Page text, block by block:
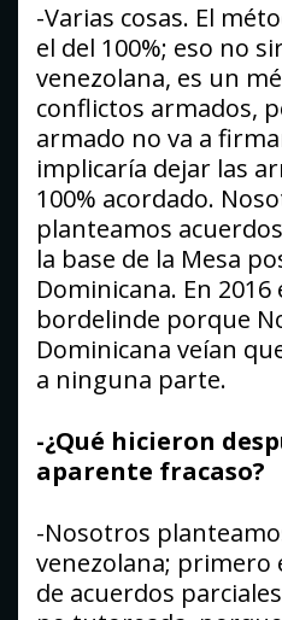
-Varias cosas. El
el del 100%; eso no
venezolana, es un
conflictos armados,
armado no va a
implicaría dejar las
100% acordado.
planteamos
la base de la Mesa
Dominicana. En
bordelinde porque
Dominicana veían
a ninguna parte.
-¿Qué hicieron
aparente fracaso?
-Nosotros
venezolana; primero
de acuerdos